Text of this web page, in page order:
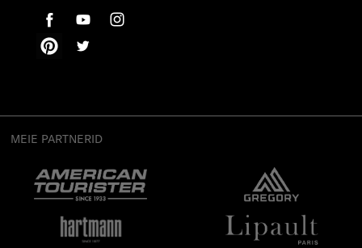
MEIE PARTNERID